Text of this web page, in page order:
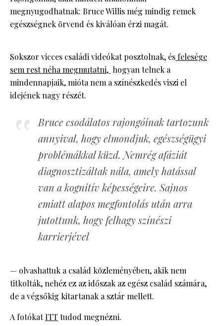
megnyugodhatnak: Bruce Willis még mindig remek
egészségnek örvend és kiválóan érzi magát.
Sokszor vicces családi videókat posztolnak, és felesége
sem rest néha megmutatni, hogyan telnek a
mindennapjaik, mióta nem a színészkedés viszi el
idejének nagy részét.
Bruce csodálatos rajongóinak tartozunk
annyival, hogy elmondjuk, egészségügyi
problémákkal küzd. Nemrég afáziát
diagnosztizáltak nála, amely hatással
van a kognitív képességeire. Sajnos
emiatt alapos megfontolás után arra
jutottunk, hogy felhagy színészi
karrierjével
— olvashattuk a család közleményében, akik nem
titkolták, nehéz ez az időszak az egész család számára,
de a végsőkig kitartanak a sztár mellett.
A fotókatITT tudod megnézni.